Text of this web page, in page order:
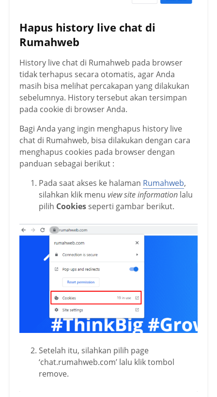
Hapus history live chat di
Rumahweb
History live chat di Rumahweb pada browser
tidak terhapus secara otomatis, agar Anda
masih bisa melihat percakapan yang dilakukan
sebelumnya. History tersebut akan tersimpan
pada cookie di browser Anda.
Bagi Anda yang ingin menghapus history live
chat di Rumahweb, bisa dilakukan dengan cara
menghapus cookies pada browser dengan
panduan sebagai berikut :
Pada saat akses ke halaman Rumahweb,
silahkan klik menu view site information lalu
pilih Cookies seperti gambar berikut.
Setelah itu, silahkan pilih page
‘chat.rumahweb.com’ lalu klik tombol
remove.